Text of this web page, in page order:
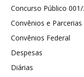
Concurso Público
Convênios e Parcerias
Convênios Federal
Despesas
Diárias